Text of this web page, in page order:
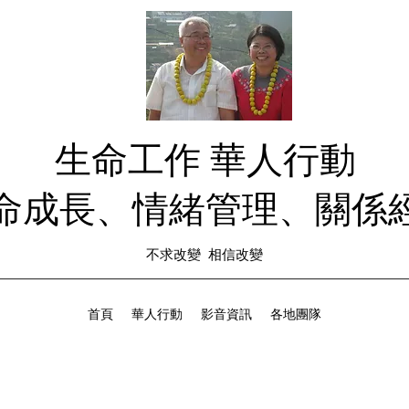
生命工作 華人行動
成長、情緒管理、關係
不求改變 相信改變
首頁 華人行動 影音資訊 各地團隊